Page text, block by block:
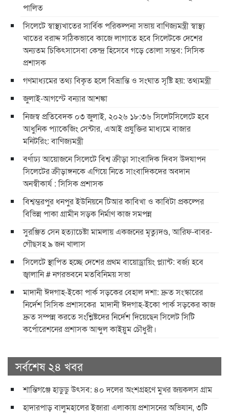
পালিত
সিলেটে স্বাস্থ্যখাতের সার্বিক পরিকল্পনা সভায় বাণিজ্যমন্ত্রী স্বাস্থ্য
খাতের বরাদ্দ সঠিকভাবে কাজে লাগাতে হবে সিলেটকে দেশের
অন্যতম চিকিৎসাসেবা কেন্দ্র হিসেবে গড়ে তোলা সম্ভব: সিসিক
প্রশাসক
গণমাধ্যমের তথ্য বিকৃত হলে বিভ্রান্তি ও সংঘাত সৃষ্টি হয়: তথ্যমন্ত্রী
জুলাই-আগস্টে বন্যার আশঙ্কা
নিজস্ব প্রতিবেদক ০৩ জুলাই, ২০২৬ ১৮:৩৬ সিলেটসিলেটে হবে
আধুনিক প্যাকেজিং সেন্টার, এআই প্রযুক্তির মাধ্যমে বাজার
মনিটরিং: বাণিজ্যমন্ত্রী
বর্ণাঢ্য আয়োজনে সিলেটে বিশ্ব ক্রীড়া সাংবাদিক দিবস উদযাপন
সিলেটের ক্রীড়াঙ্গনকে এগিয়ে নিতে সাংবাদিকদের অবদান
অনস্বীকার্য : সিসিক প্রশাসক
বিশ্বম্ভরপুর ধনপুর ইউনিয়নে টিআর কাবিখা ও কাবিটা প্রকল্পের
বিভিন্ন পাকা গ্রামীন সড়ক নির্মাণ কাজ সমপন্ন
সুরঞ্জিত সেন হত্যাচেষ্টা মামলায় একজনের মৃত্যুদণ্ড, আরিফ-বাবর-
গৌছসহ ৯ জন খালাস
​সিলেটে স্থাপিত হচ্ছে দেশের প্রথম বায়োড্রায়িং প্ল্যান্ট: বর্জ্য হবে
জ্বালানি ​# নগরভবনে মতবিনিময় সভা
​মাদানী ঈদগাহ-ইকো পার্ক সড়কের বেহাল দশা: দ্রুত সংস্কারের
নির্দেশ সিসিক প্রশাসকের ​ ​মাদানী ঈদগাহ-ইকো পার্ক সড়কের কাজ
দ্রুত সম্পন্ন করতে সংশ্লিষ্টদের নির্দেশ দিয়েছেন সিলেট সিটি
কর্পোরেশনের প্রশাসক আব্দুল কাইয়ুম চৌধুরী।
সর্বশেষ ২৪ খবর
শান্তিগঞ্জে হাডুডু উৎসব: ৪০ দলের অংশগ্রহণে মুখর জয়কলস গ্রাম
হাদারপাড় বালুমহালের ইজারা এলাকায় প্রশাসনের অভিযান, ৩টি